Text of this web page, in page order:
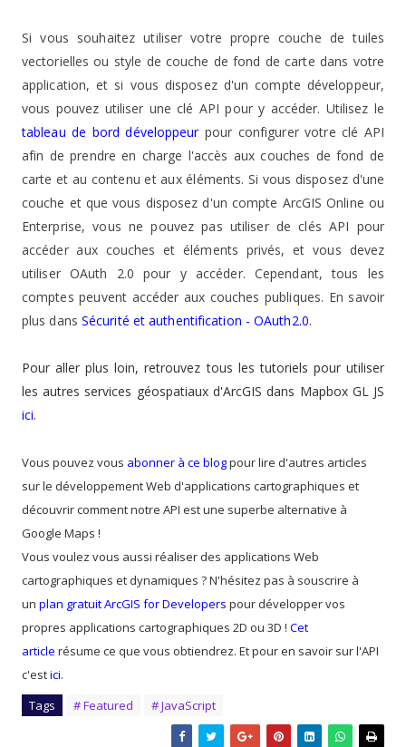
Si vous souhaitez utiliser votre propre couche de tuiles
vectorielles ou style de couche de fond de carte dans votre
application, et si vous disposez d'un compte développeur,
vous pouvez utiliser une clé API pour y accéder. Utilisez le
tableau de bord développeurpour configurer votre clé API
afin de prendre en charge l'accès aux couches de fond de
carte et au contenu et aux éléments. Si vous disposez d'une
couche et que vous disposez d'un compte ArcGIS Online ou
Enterprise, vous ne pouvez pas utiliser de clés API pour
accéder aux couches et éléments privés, et vous devez
utiliser OAuth 2.0 pour y accéder. Cependant, tous les
comptes peuvent accéder aux couches publiques. En savoir
plus dans Sécurité et authentification - OAuth2.0.
Pour aller plus loin, retrouvez tous les tutoriels pour utiliser
les autres services géospatiaux d'ArcGIS dans Mapbox GL JS
ici.
Vous pouvez vous abonner à ce blogpour lire d'autres articles
sur le développement Web d'applications cartographiques et
découvrir comment notre API est une superbe alternative à
Google Maps !
Vous voulez vous aussi réaliser des applications Web
cartographiques et dynamiques ? N'hésitez pas à souscrire à
un plan gratuit ArcGIS for Developers pour développer vos
propres applications cartographiques 2D ou 3D ! Cet
article résume ce que vous obtiendrez. Et pour en savoir sur l'API
c'estici.
Tags
# Featured # JavaScript